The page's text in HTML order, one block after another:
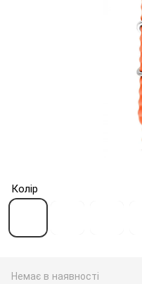
Колір
Немає в наявності